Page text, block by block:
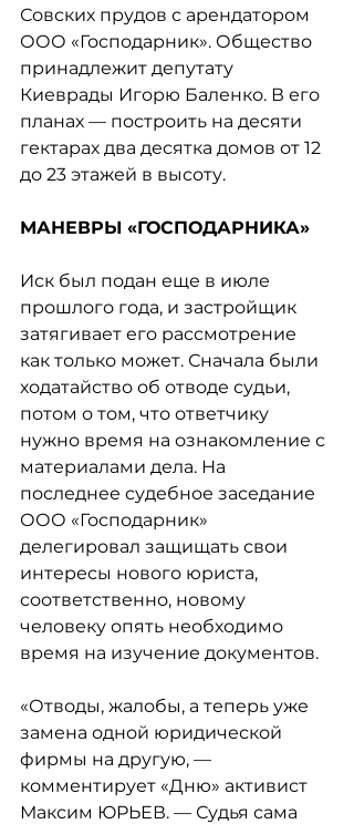
Совских прудов с арендатором
ООО «Господарник». Общество
принадлежит депутату
Киеврады Игорю Баленко. В его
планах — построить на десяти
гектарах два десятка домов от 12
до 23 этажей в высоту.
МАНЕВРЫ «ГОСПОДАРНИКА»
Иск был подан еще в июле
прошлого года, и застройщик
затягивает его рассмотрение
как только может. Сначала были
ходатайство об отводе судьи,
потом о том, что ответчику
нужно время на ознакомление с
материалами дела. На
последнее судебное заседание
ООО «Господарник»
делегировал защищать свои
интересы нового юриста,
соответственно, новому
человеку опять необходимо
время на изучение документов.
«Отводы, жалобы, а теперь уже
замена одной юридической
фирмы на другую, —
комментирует «Дню» активист
Максим ЮРЬЕВ. — Судья сама